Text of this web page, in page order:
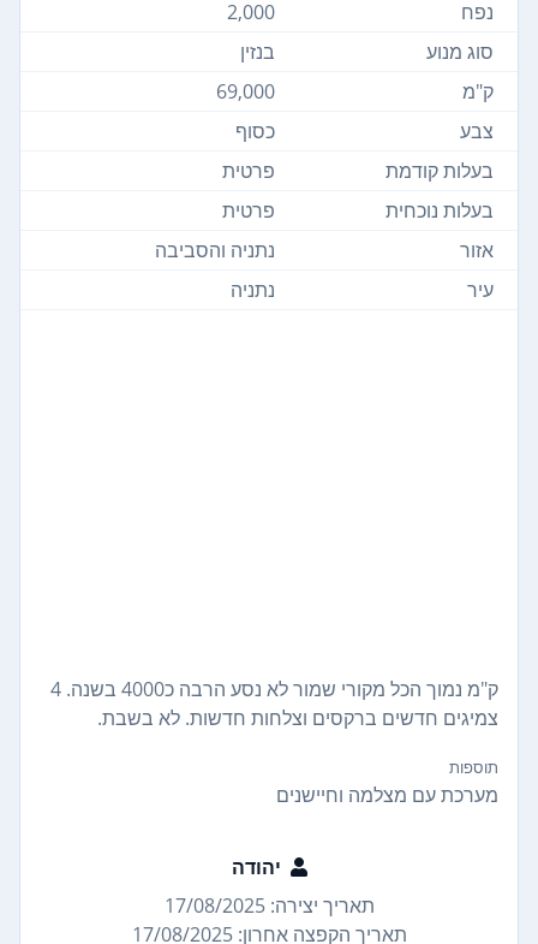
נפח
2,000
סוג מנוע
בנזין
ק"מ
69,000
צבע
כסוף
בעלות קודמת
פרטית
בעלות נוכחית
פרטית
אזור
נתניה והסביבה
עיר
נתניה
ק"מ נמוך הכל מקורי שמור לא נסע הרבה כ4000 בשנה. 4
צמיגים חדשים ברקסים וצלחות חדשות. לא בשבת.
תוספות
מערכת עם מצלמה וחיישנים
יהודה
תאריך יצירה: 17/08/2025
תאריך הקפצה אחרון: 17/08/2025